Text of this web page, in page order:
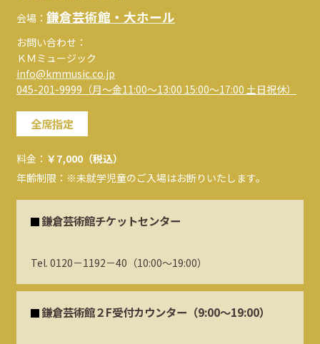
会場： 鎌倉芸術館・大ホール
お問い合わせ：
ＫＭミュージック
info@kmmusic.co.jp
045-201-9999（月～金11:00～13:00 15:00～17:00 土日祝休）
全席指定
料金： ￥7,000（税込）
年齢制限：※未就学児童のご入場はお断りいたします。
鎌倉芸術館チケットセンター
Tel. 0120－1192－40（10:00～19:00）
鎌倉芸術館２F受付カウンター（9:00～19:00）